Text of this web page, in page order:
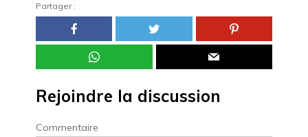
Partager :
Rejoindre la discussion
Commentaire